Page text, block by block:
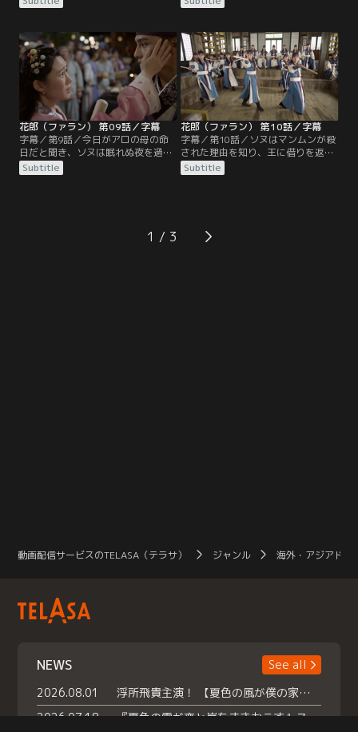
ちは、初日の朝からケンカを始めた
開いたと噂する。ウィファは「三
度“不可”を言い渡された者は追放」
という規則を掲げ、花郎の訓練を開
始。パンリュはソヌの追放を目論ん
で挑発を繰り返し…。
ヌは2人の間に流れる妙な雰囲気を
くなと警告。だが、ジディは少しも
ひるまず、アロを好きになったとソ
ヌに宣言する。ソヌはアロの前で兄
らしく振る舞うべく、妹への接し方
をスホに尋ねて…。そんな中…。
花郎（ファラン） 第09話／字幕
字幕／第9話／今日がアロの母の命
日だと聞き、ソヌは眠れぬ夜を過ご
していた。ヨウルの秘策によって仙
門の警備が手薄になったことを知っ
ヌは生前の母について妙な発言をす
る。アロはそんなソヌを訝しく思い
Subtitle
花郎（ファラン） 第10話／字幕
字幕／第10話／ソヌはマンムンが殺
された理由を知り、王に借りを返す
と心に誓う。一方、ウィファは只召
太后と大臣たちに中秋の祝宴で花郎
アロはウルクに本当の兄について尋
ね、正体を問いただされたソヌはア
Subtitle
1
動画配信サービスのTELASA（テラサ） ジャンル 海外・アジアドラ
NEWS
See all
2026.08.01
浮所飛貴主演！ 【夏色の風が僕の家にやってきた】 本日よりテラサで独占配信スタート！
2026.07.18
『夏色の雲が恋と嵐をまきおこす』スペシャルメイキング 【Part1】2026年７月18日（土）23時30分～配信スタート！話題のシーンの裏側を大公開！豪華キャスト大集合！ 『武宮家 真夏の家族会議』開催！